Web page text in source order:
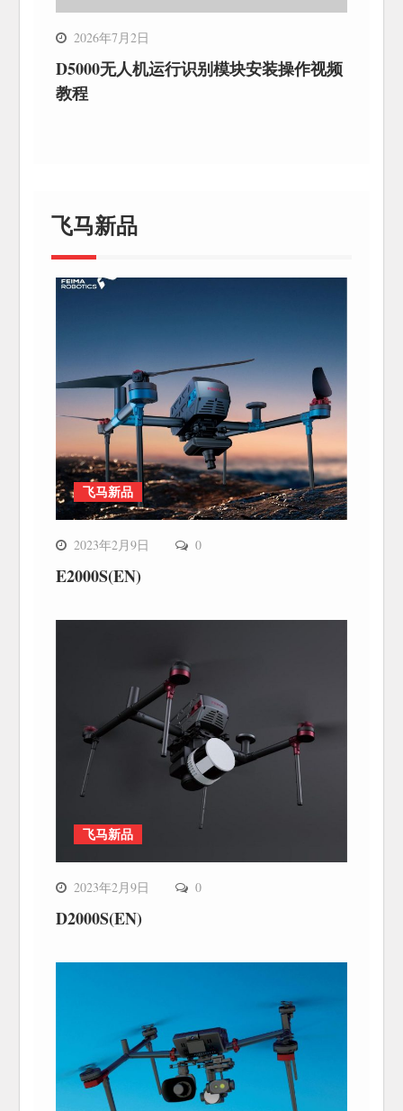
2026年7月2日
D5000无人机运行识别模块安装操作视频
教程
飞马新品
飞马新品
2023年2月9日 0
E2000S(EN)
飞马新品
2023年2月9日 0
D2000S(EN)